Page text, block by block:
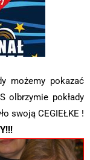
możemy pokazać
olbrzymie pokłady
swoją CEGIEŁKE !